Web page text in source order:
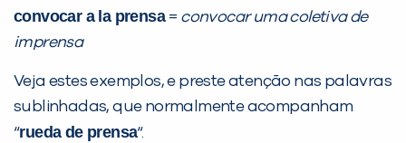
convocar a la prensa = convocar uma coletiva de
imprensa
Veja estes exemplos, e preste atenção nas palavras
sublinhadas, que normalmente acompanham
“rueda de prensa“.
Preencha com seus dados abaixo e
já vamos te colocar em contato